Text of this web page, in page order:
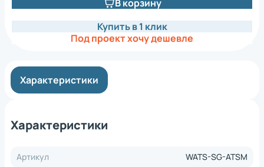
В корзину
Купить в 1 клик
Под проект хочу дешевле
Характеристики
Характеристики
Артикул
WATS-SG-ATSM